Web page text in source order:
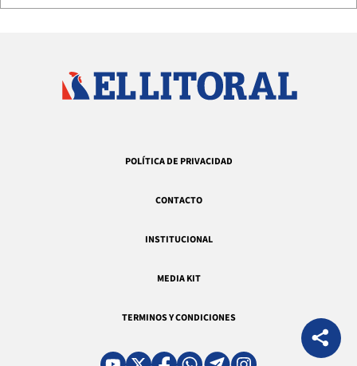
POLÍTICA DE PRIVACIDAD
CONTACTO
INSTITUCIONAL
MEDIA KIT
TERMINOS Y CONDICIONES